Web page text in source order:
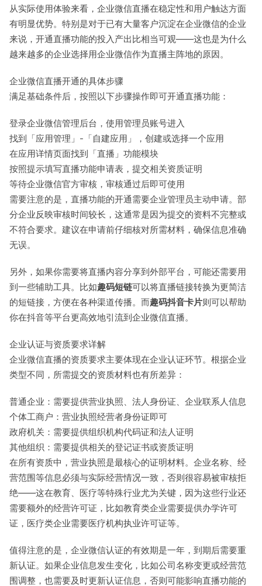
从实际使用体验来看，企业微信直播在稳定性和用户触达方面
有明显优势。特别是对于已有大量客户沉淀在企业微信的企业
来说，开通直播功能的投入产出比相当可观——这也是为什么
越来越多的企业选择用企业微信作为直播主阵地的原因。
企业微信直播开通的具体步骤
满足基础条件后，按照以下步骤操作即可开通直播功能：
登录企业微信管理后台，使用管理员账号进入
找到「应用管理」-「自建应用」，创建或选择一个应用
在应用详情页面找到「直播」功能模块
按照提示填写直播功能申请表，提交相关资质证明
等待企业微信官方审核，审核通过后即可使用
需要注意的是，直播功能的开通需要企业管理员主动申请。部
分企业反映审核时间较长，这通常是因为提交的资料不完整或
不符合要求。建议在申请前仔细核对所需材料，确保信息准确
无误。
另外，如果你需要将直播内容分享到外部平台，可能还需要用
到一些辅助工具。比如趣码短链可以将直播链接转换为更简洁
的短链接，方便在各种渠道传播。而趣码抖音卡片则可以帮助
你在抖音等平台更高效地引流到企业微信直播。
企业认证与资质要求详解
企业微信直播的资质要求主要体现在企业认证环节。根据企业
类型不同，所需提交的资质材料也有所差异：
普通企业：需要提供营业执照、法人身份证、企业联系人信息
个体工商户：营业执照经营者身份证即可
政府机关：需要提供组织机构代码证和法人证明
其他组织：需要提供相关的登记证书或资质证明
在所有资质中，营业执照是最核心的证明材料。企业名称、经
营范围等信息必须与实际经营情况一致，否则很容易被审核拒
绝——这在教育、医疗等特殊行业尤为关键，因为这些行业还
需要额外的经营许可证，比如教育类企业需要提供办学许可
证，医疗类企业需要医疗机构执业许可证等。
值得注意的是，企业微信认证的有效期是一年，到期后需要重
新认证。如果企业信息发生变化，比如公司名称变更或经营范
围调整，也需要及时更新认证信息，否则可能影响直播功能的